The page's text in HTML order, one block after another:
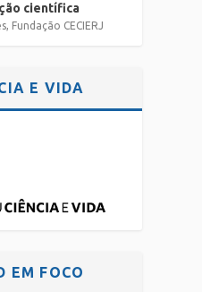
científica
, Fundação CECIERJ
E VIDA
EM FOCO